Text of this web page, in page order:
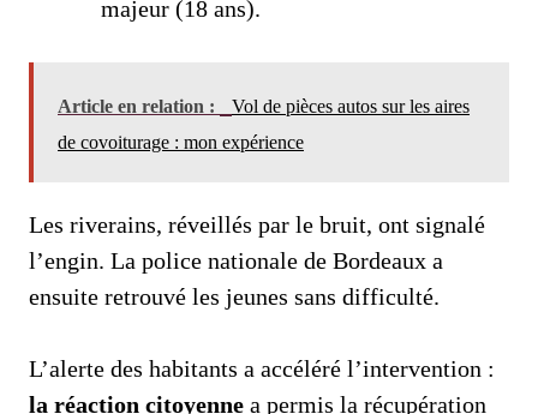
majeur (18 ans).
Article en relation :
Vol de pièces autos sur les aires
de covoiturage : mon expérience
Les riverains, réveillés par le bruit, ont signalé
l’engin. La police nationale de Bordeaux a
ensuite retrouvé les jeunes sans difficulté.
L’alerte des habitants a accéléré l’intervention :
la réaction citoyenne a permis la récupération